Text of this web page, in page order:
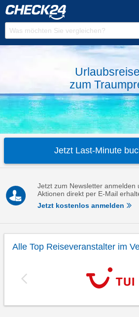
zum
Jetzt Last-Minute
Jetzt zum Newsletter anmelden
Aktionen direkt per E-Mail
Jetzt kostenlos anmelden
Alle Top Reiseveranstalter im